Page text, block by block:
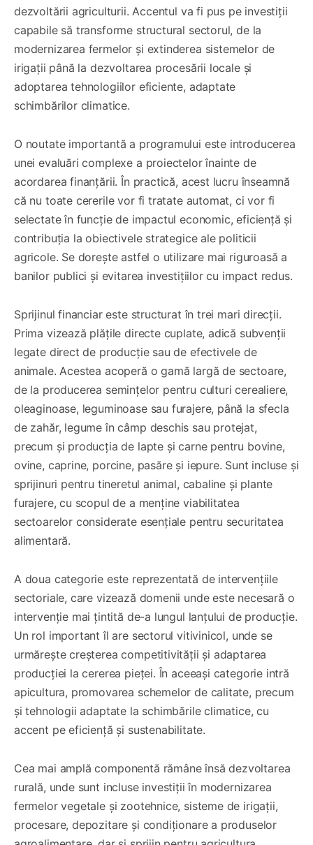
dezvoltării agriculturii. Accentul va fi pus pe investiții
capabile să transforme structural sectorul, de la
modernizarea fermelor și extinderea sistemelor de
irigații până la dezvoltarea procesării locale și
adoptarea tehnologiilor eficiente, adaptate
schimbărilor climatice.
O noutate importantă a programului este introducerea
unei evaluări complexe a proiectelor înainte de
acordarea finanțării. În practică, acest lucru înseamnă
că nu toate cererile vor fi tratate automat, ci vor fi
selectate în funcție de impactul economic, eficiență și
contribuția la obiectivele strategice ale politicii
agricole. Se dorește astfel o utilizare mai riguroasă a
banilor publici și evitarea investițiilor cu impact redus.
Sprijinul financiar este structurat în trei mari direcții.
Prima vizează plățile directe cuplate, adică subvenții
legate direct de producție sau de efectivele de
animale. Acestea acoperă o gamă largă de sectoare,
de la producerea semințelor pentru culturi cerealiere,
oleaginoase, leguminoase sau furajere, până la sfecla
de zahăr, legume în câmp deschis sau protejat,
precum și producția de lapte și carne pentru bovine,
ovine, caprine, porcine, pasăre și iepure. Sunt incluse și
sprijinuri pentru tineretul animal, cabaline și plante
furajere, cu scopul de a menține viabilitatea
sectoarelor considerate esențiale pentru securitatea
alimentară.
A doua categorie este reprezentată de intervențiile
sectoriale, care vizează domenii unde este necesară o
intervenție mai țintită de-a lungul lanțului de producție.
Un rol important îl are sectorul vitivinicol, unde se
urmărește creșterea competitivității și adaptarea
producției la cererea pieței. În aceeași categorie intră
apicultura, promovarea schemelor de calitate, precum
și tehnologii adaptate la schimbările climatice, cu
accent pe eficiență și sustenabilitate.
Cea mai amplă componentă rămâne însă dezvoltarea
rurală, unde sunt incluse investiții în modernizarea
fermelor vegetale și zootehnice, sisteme de irigații,
procesare, depozitare și condiționare a produselor